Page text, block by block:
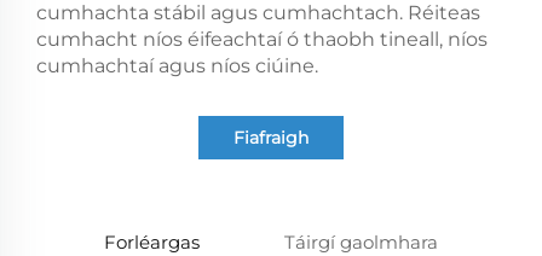
cumhachta stábil agus cumhachtach. Réiteas
cumhacht níos éifeachtaí ó thaobh tineall, níos
cumhachtaí agus níos ciúine.
Fiafraigh
Forléargas Táirgí gaolmhara